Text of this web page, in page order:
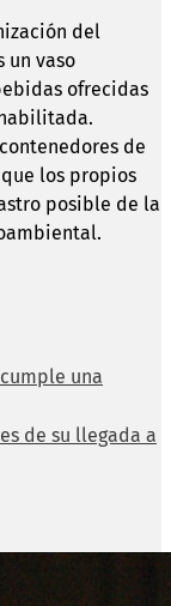
del
un vaso
ofrecidas
de
los propios
posible de la
una
de su llegada a